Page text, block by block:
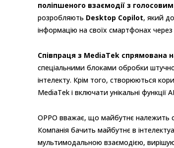
поліпшеного взаємодії з
розробляють Desktop Copilot, який
інформацію на своїх смартфонах
Співпраця з MediaTek спрямована
спеціальними блоками обробки
інтелекту. Крім того, створюються
MediaTek і включати унікальні функції
OPPO вважає, що майбутнє належить
Компанія бачить майбутнє в
мультимодальною взаємодією,